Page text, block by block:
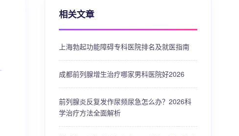
相关文章
上海勃起功能障碍专科医院排名及就医指南
成都前列腺增生治疗哪家男科医院好2026
前列腺炎反复发作尿频尿急怎么办？2026科
学治疗方法全面解析